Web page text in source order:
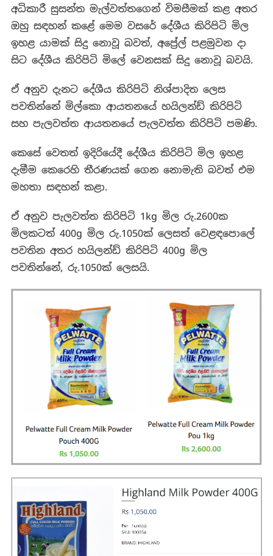
අධිකාරී සුසන්ත මැල්වත්තගෙන් විමසීමක් කළ අතර
ඔහු සඳහන් කළේ මෙම වසරේ දේශීය කිරිපිටි මිල
ඉහළ යාමක් සිදු නොවූ බවත්, අප්‍රේල් පළමුවන දා
සිට දේශීය කිරිපිටි මිලේ වෙනසක් සිදු නොවූ බවයි.
ඒ අනුව දැනට දේශීය කිරිපිටි නිශ්පාදිත ලෙස
පවතින්නේ මිල්කො ආයතනයේ හයිලන්ඩ් කිරිපිටි
සහ පැලවත්ත ආයතනයේ පැලවත්ත කිරිපිටි පමණි.
කෙසේ වෙතත් ඉදිරියේදී දේශීය කිරිපිටි මිල ඉහළ
දැමීම කෙරෙහි තීරණයක් ගෙන නොමැති බවත් එම
මහතා සඳහන් කළා.
ඒ අනුව පැලවත්ත කිරිපිටි 1kg මිල රු.2600ක
මිලකටත් 400g මිල රු.1050ක් ලෙසත් වෙළඳපොලේ
පවතින අතර හයිලන්ඩ් කිරිපිටි 400g මිල
පවතින්නේ, රු.1050ක් ලෙසයි.